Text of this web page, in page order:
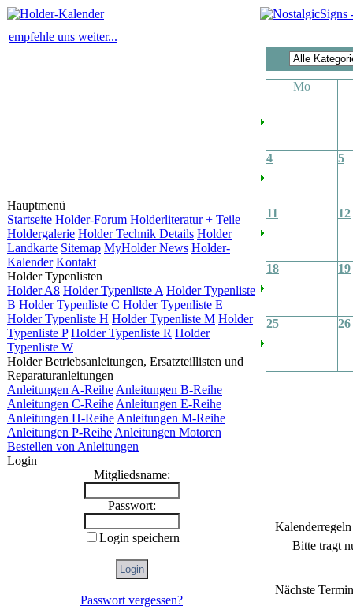
empfehle uns weiter...
Hauptmenü
Startseite Holder-Forum Holderliteratur + Teile
Holdergalerie Holder Technik Details Holder
Landkarte Sitemap MyHolder News Holder-
Kalender Kontakt
Holder Typenlisten
Holder A8 Holder Typenliste A Holder Typenliste
B Holder Typenliste C Holder Typenliste E
Holder Typenliste H Holder Typenliste M Holder
Typenliste P Holder Typenliste R Holder
Typenliste W
Holder Betriebsanleitungen, Ersatzteillisten und
Reparaturanleitungen
Anleitungen A-Reihe Anleitungen B-Reihe
Anleitungen C-Reihe Anleitungen E-Reihe
Anleitungen H-Reihe Anleitungen M-Reihe
Anleitungen P-Reihe Anleitungen Motoren
Bestellen von Anleitungen
Login
Mitgliedsname:
Passwort:
Login speichern
Passwort vergessen?
Mo
4 5
11 12
18 19
25 26
Kalenderregeln
Bitte tragt
Nächste